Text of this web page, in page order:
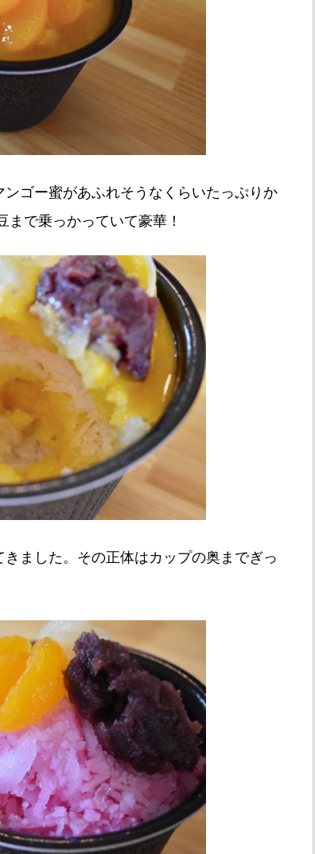
ゴー蜜があふれそうなくらいたっぷりか
で乗っかっていて豪華！
ました。その正体はカップの奥までぎっ